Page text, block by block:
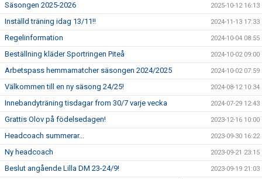
Säsongen 2025-2026 2025-10-12 16:13
Inställd träning idag 13/11!! 2024-11-13 17:33
Regelinformation 2024-10-04 08:55
Beställning kläder Sportringen Piteå 2024-10-02 09:00
Arbetspass hemmamatcher säsongen 2024/2025 2024-10-02 07:59
Välkommen till en ny säsong 24/25! 2024-08-12 10:34
Innebandyträning tisdagar from 30/7 varje vecka 2024-07-29 12:43
Grattis Olov på födelsedagen! 2023-12-16 10:00
Headcoach summerar... 2023-09-30 16:22
Ny headcoach 2023-09-21 23:15
Beslut angående Lilla DM 23-24/9! 2023-09-19 21:03